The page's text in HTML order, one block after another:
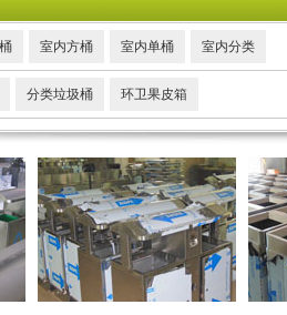
室内方桶 室内单桶 室内分类
分类垃圾桶 环卫果皮箱